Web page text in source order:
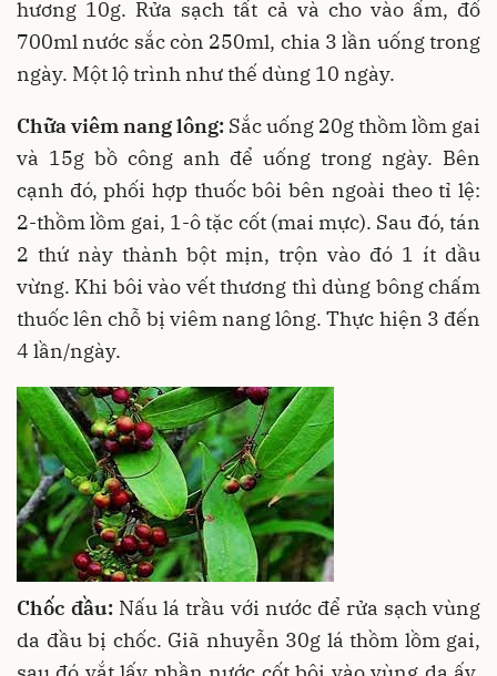
hương 10g. Rửa sạch tất cả và cho vào ấm, đổ
700ml nước sắc còn 250ml, chia 3 lần uống trong
ngày. Một lộ trình như thế dùng 10 ngày.
Chữa viêm nang lông: Sắc uống 20g thồm lồm gai
và 15g bồ công anh để uống trong ngày. Bên
cạnh đó, phối hợp thuốc bôi bên ngoài theo tỉ lệ:
2-thồm lồm gai, 1-ô tặc cốt (mai mực). Sau đó, tán
2 thứ này thành bột mịn, trộn vào đó 1 ít dầu
vừng. Khi bôi vào vết thương thì dùng bông chấm
thuốc lên chỗ bị viêm nang lông. Thực hiện 3 đến
4 lần/ngày.
Chốc đầu: Nấu lá trầu với nước để rửa sạch vùng
da đầu bị chốc. Giã nhuyễn 30g lá thồm lồm gai,